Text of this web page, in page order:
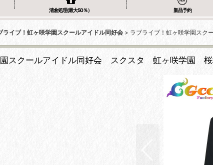
清倉処理(最大50％） 新品予約
ライブ！虹ヶ咲学園スクールアイドル同好会 > ラブライブ！虹ヶ咲学園ス
園スクールアイドル同好会 スクスタ 虹ヶ咲学園